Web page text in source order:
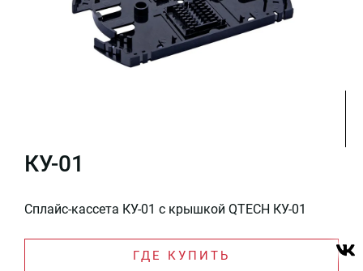
КУ-01
Сплайс-кассета КУ-01 с крышкой QTECH КУ-01
ГДЕ КУПИТЬ